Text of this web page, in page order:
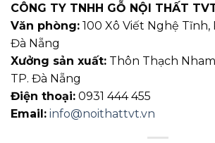
CÔNG TY TNHH GỖ NỘI THẤT
Văn phòng: 100 Xô Viết Nghệ Tĩnh,
Đà Nẵng
Xưởng sản xuất: Thôn Thạch Nham
TP. Đà Nẵng
Điện thoại: 0931 444 455
Email: info@noithattvt.vn